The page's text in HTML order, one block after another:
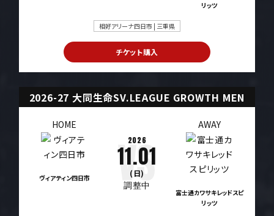
リッツ
相好アリーナ四日市 | 三重県
チケット購入
2026-27 大同生命SV.LEAGUE GROWTH MEN
HOME
ヴィアティン四日市
2026
11.01
(日)
調整中
AWAY
富士通カワサキレッドスピ
リッツ